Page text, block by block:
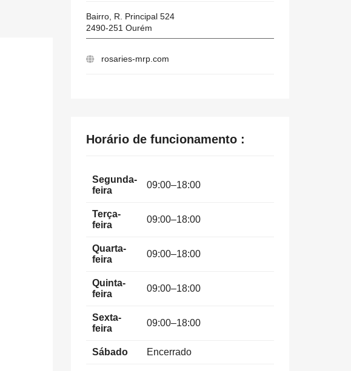
Bairro, R. Principal 524
2490-251 Ourém
rosaries-mrp.com
Horário de funcionamento :
Segunda-
feira
09:00–18:00
Terça-
feira
09:00–18:00
Quarta-
feira
09:00–18:00
Quinta-
feira
09:00–18:00
Sexta-
feira
09:00–18:00
Sábado Encerrado